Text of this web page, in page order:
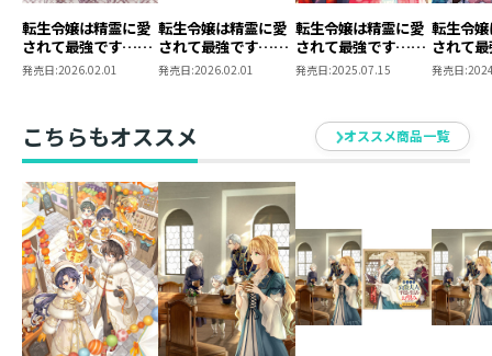
転生令嬢は精霊に愛
されて最強です……
だけど普通に恋した
発売日:2026.02.01
転生令嬢は精霊に愛
されて最強です……
だけど普通に恋した
ット【特典SS付き】
発売日:2026.02.01
転生令嬢は精霊に愛
されて最強です……
だけど普通に恋した
発売日:2025.07.15
転生令
されて
だけど
発売日:
こちらもオススメ オススメ商品一覧